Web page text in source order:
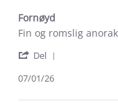
Fornøyd
Review
Randi
on
Jan
review
Fornøyd
Fin og romslig
Del
Randi
07/01/26